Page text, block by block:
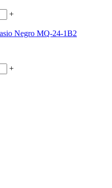
+
Negro MQ-24-1B2
+